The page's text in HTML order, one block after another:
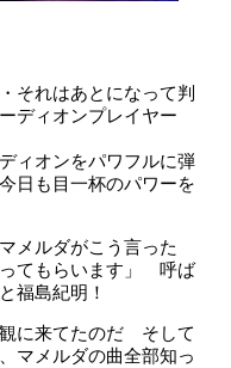
それはあとになって判
ディオンプレイヤー
ィオンをパワフルに弾
日も目一杯のパワーを
メルダがこう言った
ってもらいます」 呼ば
福島紀明！
に来てたのだ そして
マメルダの曲全部知っ